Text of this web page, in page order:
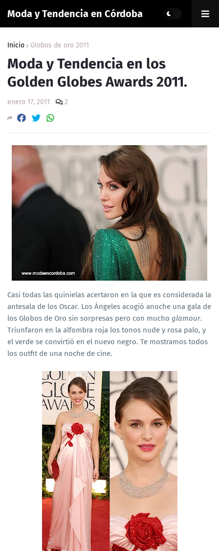
Moda y Tendencia en Córdoba
Inicio Globos de oro 2011
Moda y Tendencia en los
Golden Globes Awards 2011.
enero 17, 2011 2
Casi todas las quinielas acertaron en la que es considerada la
antesala de los Oscar. Los Ángeles acogió anoche una gala de
los Globos de Oro sin sorpresas pero con mucho glamour.
Triunfaron en la alfombra roja los tonos nude y rosa palo, y
el verde se convirtió en el nuevo negro. Te mostramos todos
los outfit de una noche de cine.